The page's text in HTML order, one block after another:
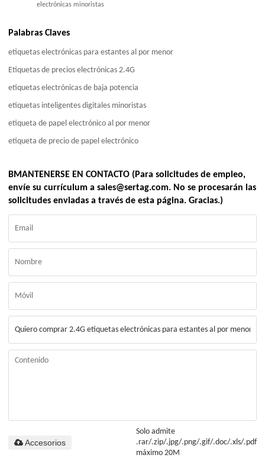
electrónicas minoristas
Palabras Claves
etiquetas electrónicas para estantes al por menor
Etiquetas de precios electrónicas 2.4G
etiquetas electrónicas de baja potencia
etiquetas inteligentes digitales minoristas
etiqueta de papel electrónico al por menor
etiqueta de precio de papel electrónico
BMANTENERSE EN CONTACTO (Para solicitudes de empleo,
envíe su currículum a sales@sertag.com. No se procesarán las
solicitudes enviadas a través de esta página. Gracias.)
Solo admite
.rar/.zip/.jpg/.png/.gif/.doc/.xls/.pdf,
máximo 20M
Accesorios